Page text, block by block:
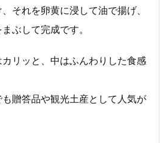
それを卵黄に浸して油で揚げ、
ぶして完成です。
リッと、中はふんわりした食感
贈答品や観光土産として人気が